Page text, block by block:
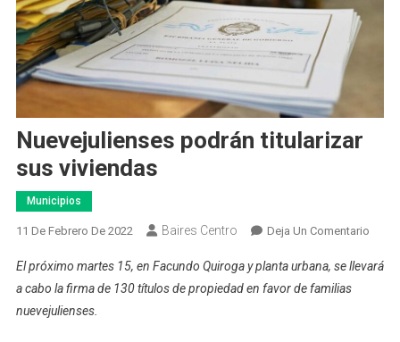
Nuevejulienses podrán titularizar
sus viviendas
Municipios
11 De Febrero De 2022 Baires Centro Deja Un ComentarioEn
El próximo martes 15, en Facundo Quiroga y planta urbana, se llevará
a cabo la firma de 130 títulos de propiedad en favor de familias
nuevejulienses.